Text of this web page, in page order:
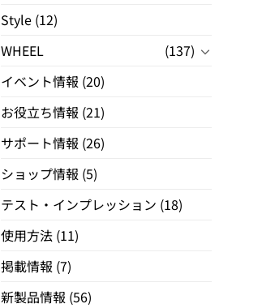
Style (12)
WHEEL
(137)
イベント情報 (20)
お役立ち情報 (21)
サポート情報 (26)
ショップ情報 (5)
テスト・インプレッション (18)
使用方法 (11)
掲載情報 (7)
新製品情報 (56)